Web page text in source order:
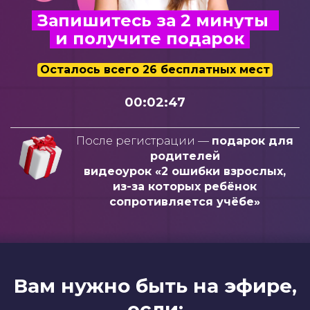
Запишитесь за 2 минуты
и получите подарок
Осталось всего 26 бесплатных мест
00:02:45
После регистрации — подарок для
родителей
видеоурок «2 ошибки взрослых,
из-за которых ребёнок
сопротивляется учёбе»
Вам нужно быть на эфире,